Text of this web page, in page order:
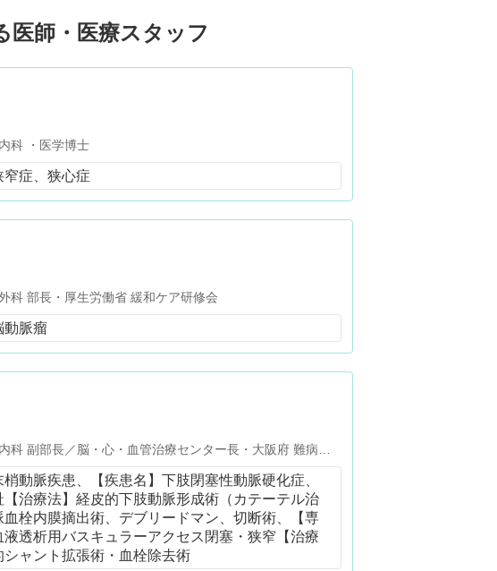
医師・医療スタッフ
科 ・医学博士
窄症、狭心症
科 部長・厚生労働省 緩和ケア研修会
動脈瘤
府 難病指
動脈疾患、【疾患名】下肢閉塞性動脈硬化症、
【治療法】経皮的下肢動脈形成術（カテーテル治
血栓内膜摘出術、デブリードマン、切断術、【専
液透析用バスキュラーアクセス閉塞・狭窄【治療
シャント拡張術・血栓除去術